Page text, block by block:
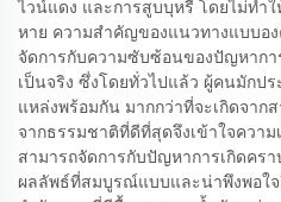
ไวน์แดง และการสูบบุหรี่ โดยไม่ทำ
หาย ความสำคัญของแนวทางแบบอ
จัดการกับความซับซ้อนของปัญหาก
เป็นจริง ซึ่งโดยทั่วไปแล้ว ผู้คนมักป
แหล่งพร้อมกัน มากกว่าที่จะเกิดจาก
จากธรรมชาติที่ดีที่สุดจึงเข้าใจควา
สามารถจัดการกับปัญหาการเกิดคร
ผลลัพธ์ที่สมบูรณ์แบบและน่าพึงพอใ